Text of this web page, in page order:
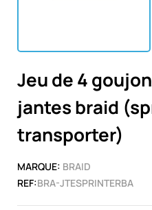
Jeu de 4
jantes braid
transporter)
MARQUE: BRAID
REF:BRA-JTESPRINTERBA